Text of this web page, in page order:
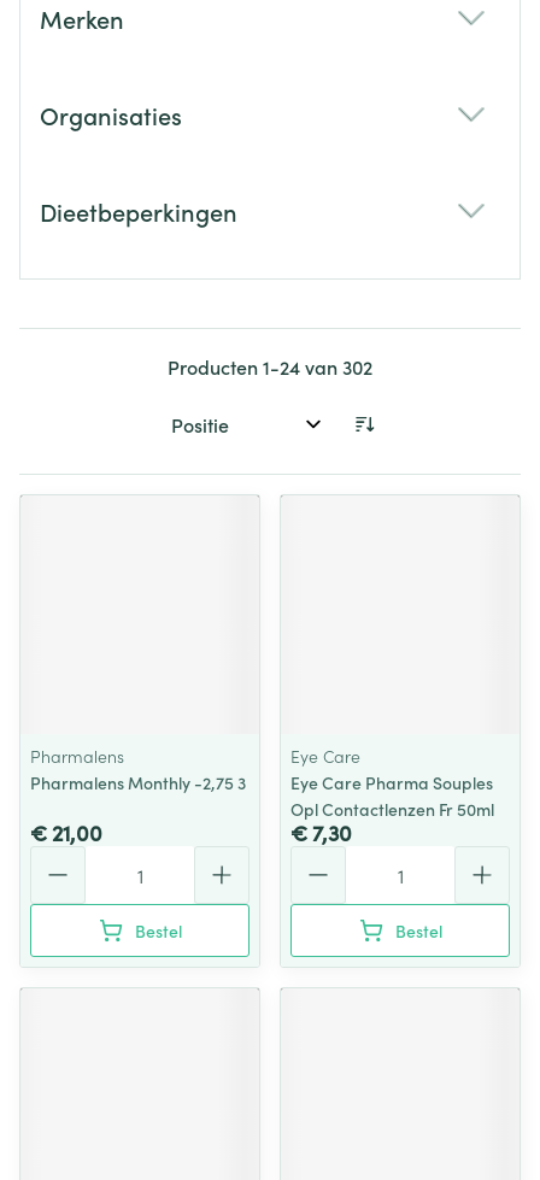
Merken
Organisaties
Dieetbeperkingen
Producten1-24van302
Sorteer op:
Pharmalens
Pharmalens Monthly -2,75 3
€ 21,00
Bestel
Eye Care
Eye Care Pharma Souples
Opl Contactlenzen Fr 50ml
€ 7,30
Bestel